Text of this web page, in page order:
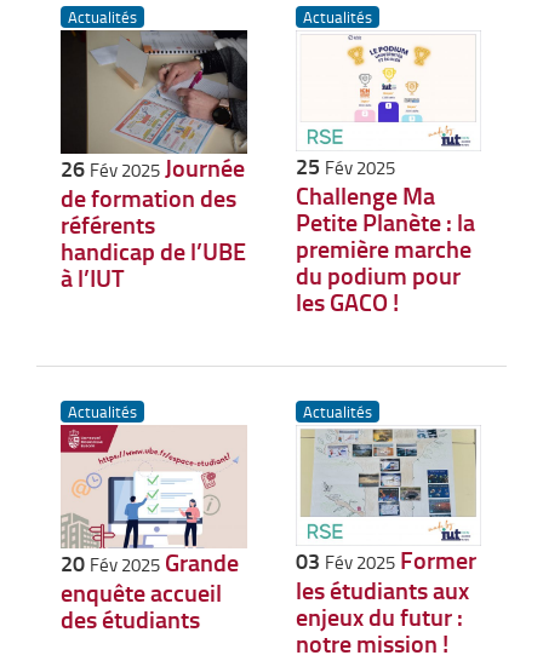
Actualités
26 Fév 2025Journée
de formation des
référents
handicap de l’UBE
à l’IUT
Actualités
25 Fév 2025
Challenge Ma
Petite Planète : la
première marche
du podium pour
les GACO !
Actualités
20 Fév 2025 Grande
enquête accueil
des étudiants
Actualités
03 Fév 2025 Former
les étudiants aux
enjeux du futur :
notre mission !